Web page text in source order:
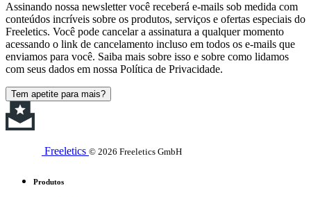
Assinando nossa newsletter você receberá e-mails sob medida com
conteúdos incríveis sobre os produtos, serviços e ofertas especiais do
Freeletics. Você pode cancelar a assinatura a qualquer momento
acessando o link de cancelamento incluso em todos os e-mails que
enviamos para você. Saiba mais sobre isso e sobre como lidamos
com seus dados em nossa Política de Privacidade.
Tem apetite para mais?
Freeletics © 2026 Freeletics GmbH
Produtos